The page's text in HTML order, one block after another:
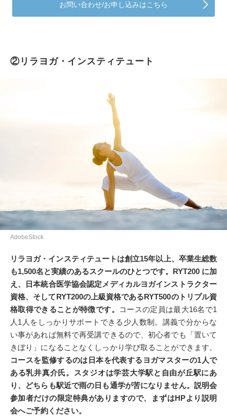
お問い合わせ/お申し込みはこちら
②リラヨガ・インスティテュート
AdobeStock
リラヨガ・インスティテュートは創立15年以上、卒業生総数
も1,500名と実績のあるスクールのひとつです。RYT200 に加
え、日本統合医学協会認定メディカルヨガインストラクター
資格、そしてRYT200の上級資格であるRYT500のトリプル資
格取得できることが特徴です。
コースの定員は最大16名で1
人1人をしっかりサポートできる少人数制。講義で分からな
い事があれば無料で再受講できるので、初心者でも「置いて
きぼり」になることなくしっかり学び取ることができます。
コースを監修するのは日本を代表するヨガマスターの1人で
ある乳井真介氏。スタジオは学芸大学駅と自由が丘駅にあ
り、どちらも駅近で雨の日も通学が苦になりません。説明会
参加者だけの限定特典がありますので、まずはHPより説明
会へご予約ください。